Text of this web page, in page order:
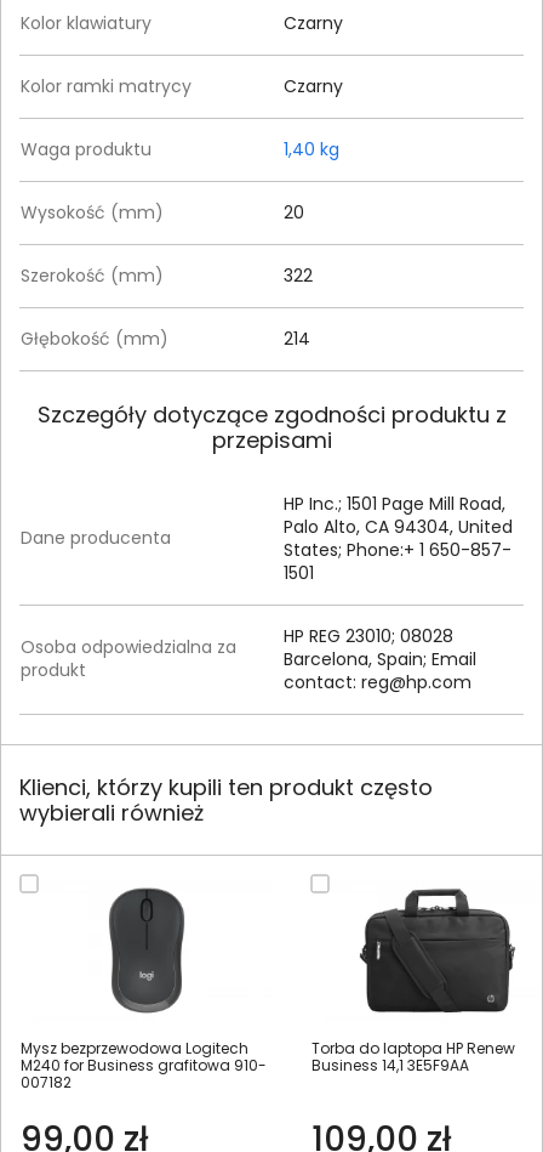
Kolor klawiatury Czarny
Kolor ramki matrycy Czarny
Waga produktu 1,40 kg
Wysokość (mm) 20
Szerokość (mm) 322
Głębokość (mm) 214
Szczegóły dotyczące zgodności produktu z
przepisami
Dane producenta
HP Inc.; 1501 Page Mill Road,
Palo Alto, CA 94304, United
States; Phone:+ 1 650-857-
1501
Osoba odpowiedzialna za
produkt
HP REG 23010; 08028
Barcelona, Spain; Email
contact: reg@hp.com
Klienci, którzy kupili ten produkt często
wybierali również
Mysz bezprzewodowa Logitech
M240 for Business grafitowa 910-
007182
99,00 zł
Torba do laptopa HP Renew
Business 14,1 3E5F9AA
109,00 zł